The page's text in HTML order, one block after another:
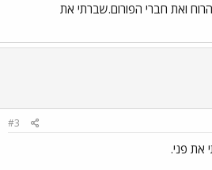
ואת חברי הפורום.שברתי את
#3
את פני.